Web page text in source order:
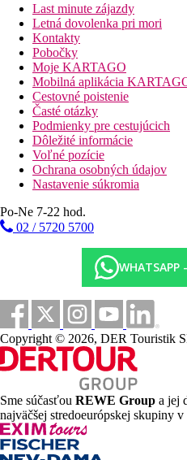
Last minute zájazdy
Letná dovolenka pri mori
Kontakty
Pobočky
Moje KARTAGO
Mobilná aplikácia
Cestovné poistenie
Časté otázky
Podmienky pre cestujúcich
Dôležité informácie
Voľné pozície
Ochrana osobných údajov
Nastavenie súkromia
Po-Ne 7-22 hod.
02 / 5720 5700
WHATSAPP
Copyright © 2026, DER Touristik
Sme súčasťou REWE Group a jej
najväčšej stredoeurópskej skupiny